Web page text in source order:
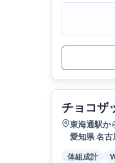
チョコザ
東海通駅か
愛知県 名
体組成計